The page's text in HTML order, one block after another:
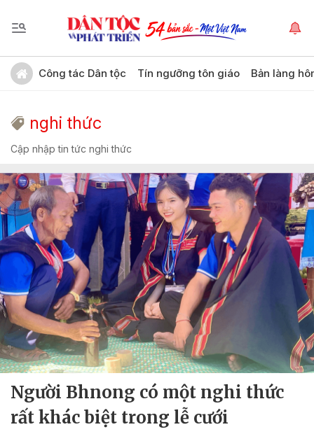
Công tác Dân tộc Tín ngưỡng tôn giáo Bản làng
nghi thức
Cập nhập tin tức nghi thức
Người Bhnong có một nghi thức
rất khác biệt trong lễ cưới